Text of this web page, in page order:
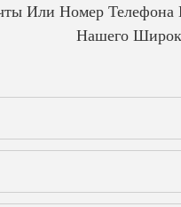
Или Номер
Нашего